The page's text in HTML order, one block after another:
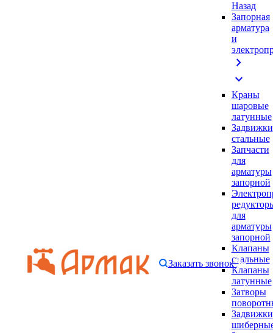
Назад
Запорная
арматура
и
chevron_right
expand_more
Краны
шаровые
латунные
Задвижки
стальные
Запчасти
для
арматуры
запорной
для
арматуры
запорной
Клапаны
стальные
Клапаны
латунные
Затворы
Задвижки
Заказать звонок